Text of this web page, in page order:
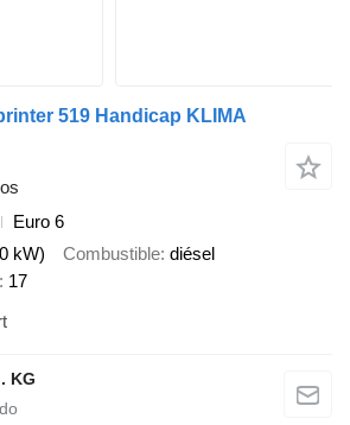
519 Handicap KLIMA
Euro 6
kW) Combustible diésel
17
KG